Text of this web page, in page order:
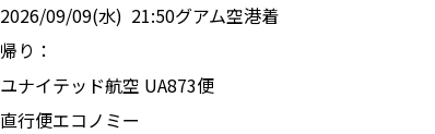
2026/09/09(水) 21:50グアム空港着
帰り：
ユナイテッド航空 UA873便
直行便エコノミー